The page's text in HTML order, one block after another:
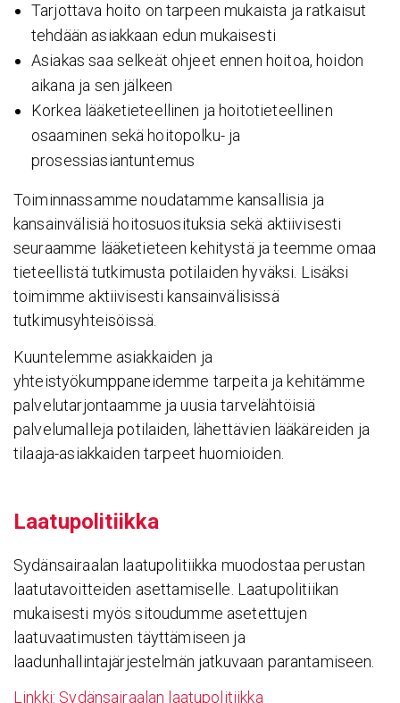
Tarjottava hoito on tarpeen mukaista ja ratkaisut
tehdään asiakkaan edun mukaisesti
Asiakas saa selkeät ohjeet ennen hoitoa, hoidon
aikana ja sen jälkeen
Korkea lääketieteellinen ja hoitotieteellinen
osaaminen sekä hoitopolku- ja
prosessiasiantuntemus
Toiminnassamme noudatamme kansallisia ja
kansainvälisiä hoitosuosituksia sekä aktiivisesti
seuraamme lääketieteen kehitystä ja teemme omaa
tieteellistä tutkimusta potilaiden hyväksi. Lisäksi
toimimme aktiivisesti kansainvälisissä
tutkimusyhteisöissä.
Kuuntelemme asiakkaiden ja
yhteistyökumppaneidemme tarpeita ja kehitämme
palvelutarjontaamme ja uusia tarvelähtöisiä
palvelumalleja potilaiden, lähettävien lääkäreiden ja
tilaaja-asiakkaiden tarpeet huomioiden.
Laatu­po­li­tiikka
Sydänsairaalan laatupolitiikka muodostaa perustan
laatutavoitteiden asettamiselle. Laatupolitiikan
mukaisesti myös sitoudumme asetettujen
laatuvaatimusten täyttämiseen ja
laadunhallintajärjestelmän jatkuvaan parantamiseen.
Linkki: Sydänsairaalan laatupolitiikka